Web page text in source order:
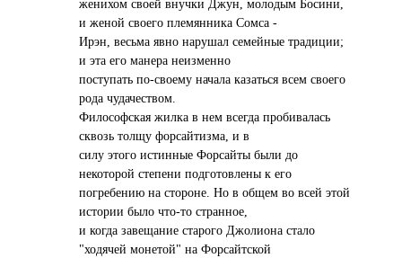
женихом своей внучки Джун, молодым Босини,
и женой своего племянника Сомса -
Ирэн, весьма явно нарушал семейные традиции;
и эта его манера неизменно
поступать по-своему начала казаться всем своего
рода чудачеством.
Философская жилка в нем всегда пробивалась
сквозь толщу форсайтизма, и в
силу этого истинные Форсайты были до
некоторой степени подготовлены к его
погребению на стороне. Но в общем во всей этой
истории было что-то странное,
и когда завещание старого Джолиона стало
"ходячей монетой" на Форсайтской